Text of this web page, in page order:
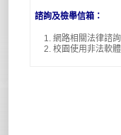
諮詢及檢舉信箱：
網路相關法律諮
校園使用非法軟